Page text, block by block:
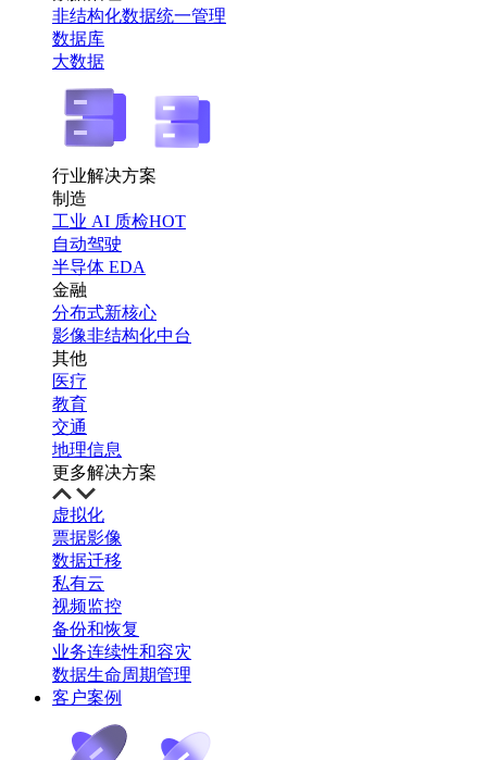
非结构化数据统一管理
数据库
大数据
行业解决方案
制造
工业 AI 质检HOT
自动驾驶
半导体 EDA
金融
分布式新核心
影像非结构化中台
其他
医疗
教育
交通
地理信息
更多解决方案
虚拟化
票据影像
数据迁移
私有云
视频监控
备份和恢复
业务连续性和容灾
数据生命周期管理
客户案例